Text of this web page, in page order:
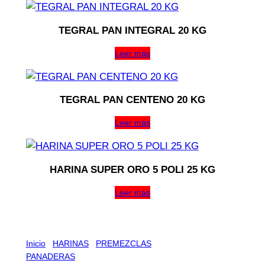
TEGRAL PAN INTEGRAL 20 KG
Leer más
TEGRAL PAN CENTENO 20 KG
Leer más
HARINA SUPER ORO 5 POLI 25 KG
Leer más
Inicio/ HARINAS/ PREMEZCLAS
PANADERAS/ TEGRAL PAN ITALIANO RS BOL 20 KG